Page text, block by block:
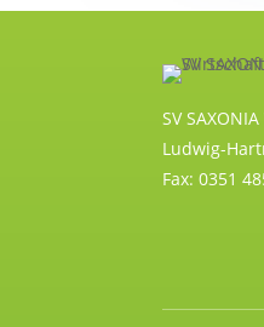
SV
Ludwig-
Fax: 0351